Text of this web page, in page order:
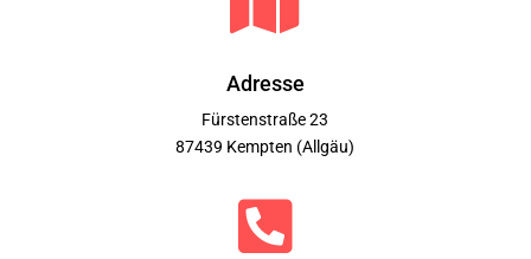
Adresse
Fürstenstraße 23
87439 Kempten (Allgäu)
